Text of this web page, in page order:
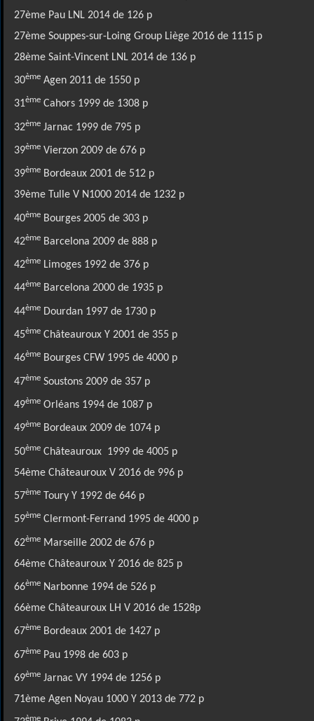
27ème Pau LNL 2014 de 126 p
27ème Souppes-sur-Loing Group Liège 2016 de 1115 p
28ème Saint-Vincent LNL 2014 de 136 p
30ème Agen 2011 de 1550 p
31ème Cahors 1999 de 1308 p
32ème Jarnac 1999 de 795 p
39ème Vierzon 2009 de 676 p
39ème Bordeaux 2001 de 512 p
39ème Tulle V N1000 2014 de 1232 p
40ème Bourges 2005 de 303 p
42ème Barcelona 2009 de 888 p
42ème Limoges 1992 de 376 p
44ème Barcelona 2000 de 1935 p
44ème Dourdan 1997 de 1730 p
45ème Châteauroux Y 2001 de 355 p
46ème Bourges CFW 1995 de 4000 p
47ème Soustons 2009 de 357 p
49ème Orléans 1994 de 1087 p
49ème Bordeaux 2009 de 1074 p
50ème Châteauroux 1999 de 4005 p
54ème Châteauroux V 2016 de 996 p
57ème Toury Y 1992 de 646 p
59ème Clermont-Ferrand 1995 de 4000 p
62ème Marseille 2002 de 676 p
64ème Châteauroux Y 2016 de 825 p
66ème Narbonne 1994 de 526 p
66ème Châteauroux LH V 2016 de 1528p
67ème Bordeaux 2001 de 1427 p
67ème Pau 1998 de 603 p
69ème Jarnac VY 1994 de 1256 p
71ème Agen Noyau 1000 Y 2013 de 772 p
ème